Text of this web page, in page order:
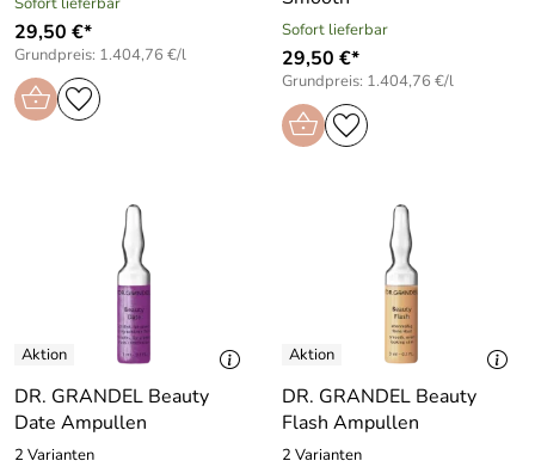
29,50 €*
Grundpreis: 1.404,76 €/l
Sofort lieferbar
29,50 €*
Grundpreis: 1.404,76 €/l
DR. GRANDEL Beauty
Date Ampullen
2 Varianten
DR. GRANDEL Beauty
Flash Ampullen
2 Varianten